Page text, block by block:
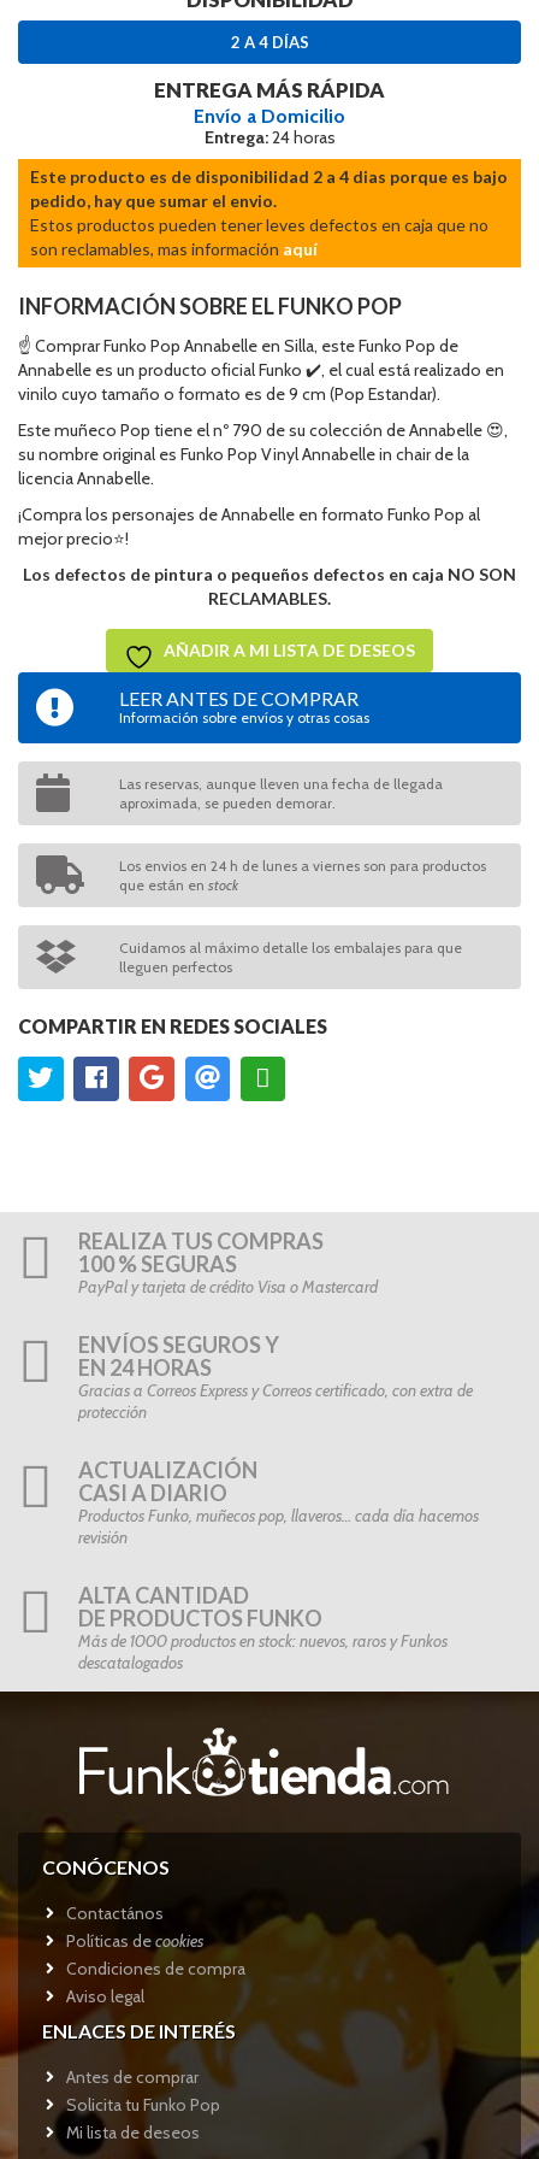
2 A 4 DÍAS
ENTREGA MÁS RÁPIDA
Envío a Domicilio
Entrega:24 horas
Este producto es de disponibilidad 2 a 4 dias porque es bajo
pedido, hay que sumar el envio.
Estos productos pueden tener leves defectos en caja que no
son reclamables, mas información aquí
INFORMACIÓN SOBRE EL FUNKO POP
☝ Comprar Funko Pop Annabelle en Silla, este Funko Pop de
Annabelle es un producto oficial Funko ✔️, el cual está realizado en
vinilo cuyo tamaño o formato es de 9 cm (Pop Estandar).
Este muñeco Pop tiene el nº 790 de su colección de Annabelle 😍,
su nombre original es Funko Pop Vinyl Annabelle in chair de la
licencia Annabelle.
¡Compra los personajes de Annabelle en formato Funko Pop al
mejor precio⭐!
Los defectos de pintura o pequeños defectos en caja NO SON
RECLAMABLES.
AÑADIR A MI LISTA DE DESEOS
LEER ANTES DE COMPRAR
Información sobre envíos y otras cosas
Las reservas, aunque lleven una fecha de llegada
aproximada, se pueden demorar.
Los envios en 24 h de lunes a viernes son para productos
que están en stock
Cuidamos al máximo detalle los embalajes para que
lleguen perfectos
COMPARTIR EN REDES SOCIALES
REALIZA TUS COMPRAS
100 % SEGURAS
PayPal y tarjeta de crédito Visa o Mastercard
ENVÍOS SEGUROS Y
EN 24 HORAS
Gracias a Correos Express y Correos certificado, con extra de
protección
ACTUALIZACIÓN
CASI A DIARIO
Productos Funko, muñecos pop, llaveros… cada día hacemos
revisión
ALTA CANTIDAD
DE PRODUCTOS FUNKO
Más de 1000 productos en stock: nuevos, raros y Funkos
descatalogados
CONÓCENOS
Contactános
Políticas decookies
Condiciones de compra
Aviso legal
ENLACES DE INTERÉS
Antes de comprar
Solicita tu Funko Pop
Mi lista de deseos